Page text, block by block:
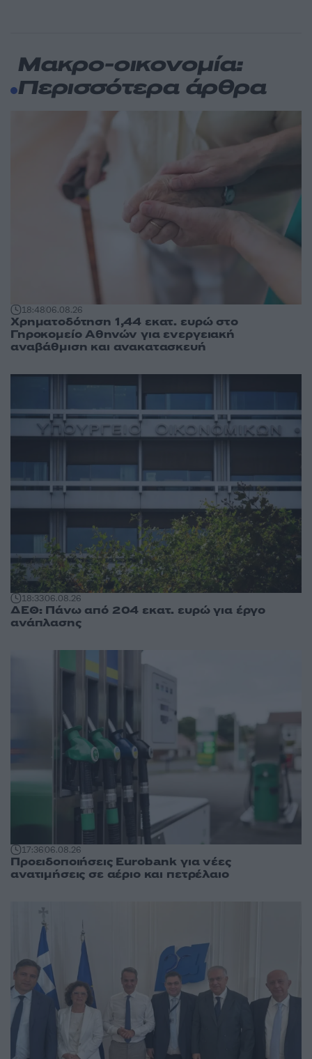
Μακρο-οικονομία:
Περισσότερα άρθρα
18:4806.08.26
Χρηματοδότηση 1,44 εκατ. ευρώ στο
Γηροκομείο Αθηνών για ενεργειακή
αναβάθμιση και ανακατασκευή
18:3306.08.26
ΔΕΘ: Πάνω από 204 εκατ. ευρώ για έργο
ανάπλασης
17:3606.08.26
Προειδοποιήσεις Eurobank για νέες
ανατιμήσεις σε αέριο και πετρέλαιο